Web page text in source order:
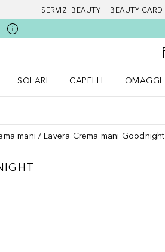
SERVIZI BEAUTY BEAUTY CARD
SOLARI
CAPELLI
OMAGGI
mani Lavera Crema mani Goodnight